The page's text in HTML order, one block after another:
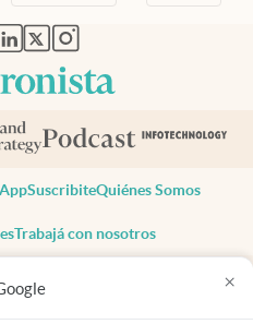
×
nueva pestaña
en nueva pestaña
abre en nueva pestaña
abre en nueva pestaña
abre en nueva pestaña
SuscribiteQuiénes Somos
Trabajá con nosotros
reservados